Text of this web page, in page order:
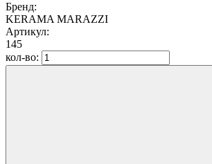
Бренд:
KERAMA MARAZZI
Артикул:
145
кол-во: